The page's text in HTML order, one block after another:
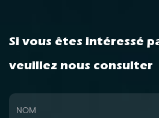
Si vous êtes intéressé
veuillez nous consulter